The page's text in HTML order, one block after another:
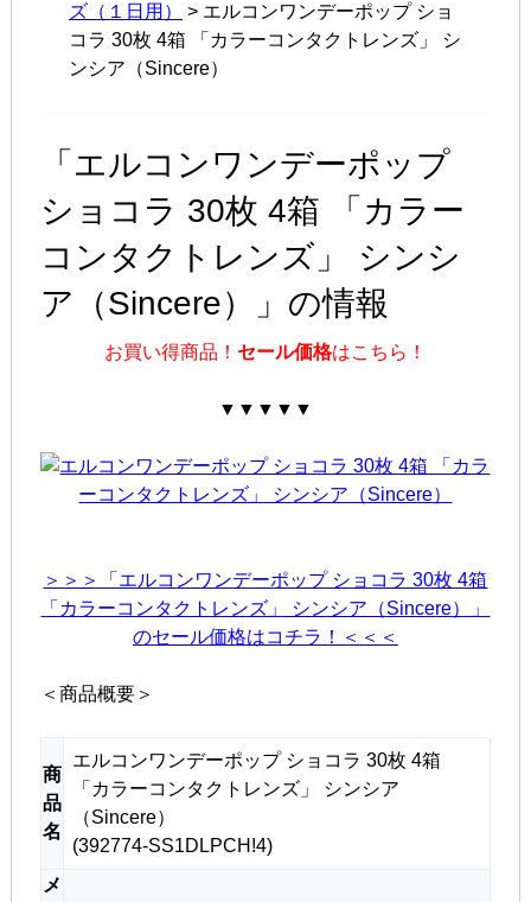
ズ（１日用）
> エルコンワンデーポップ ショ
コラ 30枚 4箱 「カラーコンタクトレンズ」 シ
ンシア（Sincere）
「エルコンワンデーポップ
ショコラ 30枚 4箱 「カラー
コンタクトレンズ」 シンシ
ア（Sincere）」の情報
お買い得商品！ セール価格はこちら！
▼▼▼▼▼
＞＞＞「エルコンワンデーポップ ショコラ 30枚 4箱
「カラーコンタクトレンズ」 シンシア（Sincere）」
のセール価格はコチラ！＜＜＜
＜商品概要＞
商
品
名
エルコンワンデーポップ ショコラ 30枚 4箱
「カラーコンタクトレンズ」 シンシア
（Sincere）
(392774-SS1DLPCH!4)
メ